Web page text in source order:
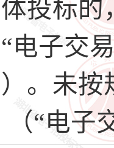
投标
电子交
。未按
（“电子